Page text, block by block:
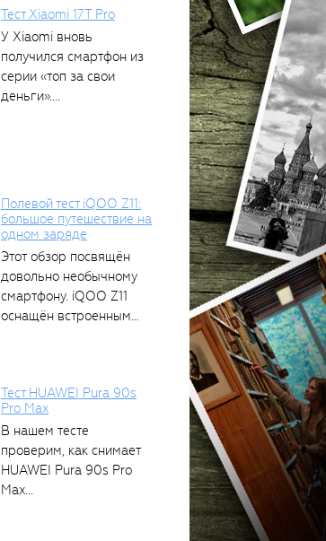
Тест Xiaomi 17T Pro
У Xiaomi вновь
получился смартфон из
серии «топ за свои
деньги»....
Полевой тест iQOO Z11:
большое путешествие на
одном заряде
Этот обзор посвящён
довольно необычному
смартфону. iQOO Z11
оснащён встроенным
Тест HUAWEI Pura 90s
Pro Max
В нашем тесте
проверим, как снимает
HUAWEI Pura 90s Pro
Max...